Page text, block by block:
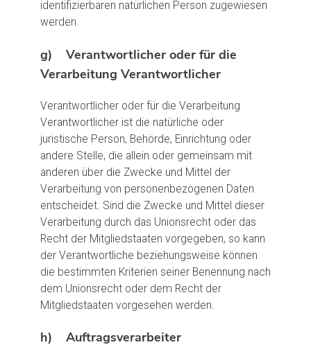
identifizierbaren natürlichen Person zugewiesen
werden.
g) Verantwortlicher oder für die
Verarbeitung Verantwortlicher
Verantwortlicher oder für die Verarbeitung
Verantwortlicher ist die natürliche oder
juristische Person, Behörde, Einrichtung oder
andere Stelle, die allein oder gemeinsam mit
anderen über die Zwecke und Mittel der
Verarbeitung von personenbezogenen Daten
entscheidet. Sind die Zwecke und Mittel dieser
Verarbeitung durch das Unionsrecht oder das
Recht der Mitgliedstaaten vorgegeben, so kann
der Verantwortliche beziehungsweise können
die bestimmten Kriterien seiner Benennung nach
dem Unionsrecht oder dem Recht der
Mitgliedstaaten vorgesehen werden.
h) Auftragsverarbeiter